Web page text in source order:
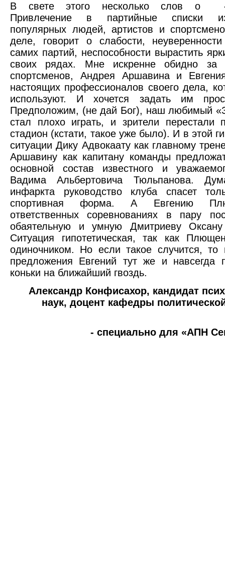
В свете этого несколько слов о
Привлечение в партийные списки
популярных людей, артистов и
деле, говорит о слабости,
самих партий, неспособности вырастить
своих рядах. Мне искренне обидно за
спортсменов, Андрея Аршавина и
настоящих профессионалов своего дела,
используют. И хочется задать им
Предположим, (не дай Бог), наш любимый
стал плохо играть, и зрители перестали
стадион (кстати, такое уже было). И в этой
ситуации Дику Адвокаату как главному
Аршавину как капитану команды
основной состав известного и
Вадима Альбертовича Тюльпанова.
инфаркта руководство клуба спасет
спортивная форма. А Евгению
ответственных соревнованиях в пару
обаятельную и умную Дмитриеву Оксану
Ситуация гипотетическая, так как
одиночником. Но если такое случится, то
предложения Евгений тут же и навсегда
коньки на ближайший гвоздь.
Александр Конфисахор, кандидат
наук, доцент кафедры
- специально для «АПН